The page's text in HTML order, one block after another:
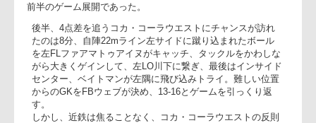
割ることができず、コカ・コーラウエストFBウェブ、近鉄SO
トライこそ奪えなかったが、両チームの見せる高いパフォーマ
ンスに、花園のラグビーファンも、時間の経過も忘れるほどの
前半のゲーム展開であった。
後半、4点差を追うコカ・コーラウエストにチャンスが訪れ
たのは8分、自陣22mライン左サイドに蹴り込まれたボール
を左FLファアマトゥアイヌがキャッチ、タックルをかわしな